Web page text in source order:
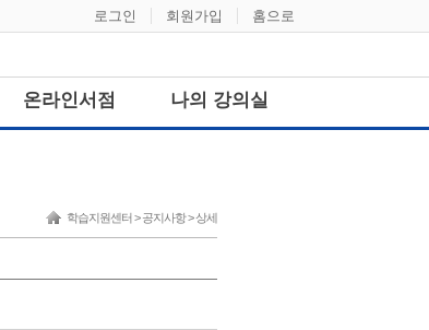
로그인 회원가입 홈으로
온라인서점 나의 강의실
학습지원센터 > 공지사항 > 상세